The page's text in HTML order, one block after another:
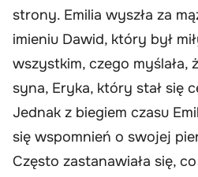
strony. Emilia wyszła za
imieniu Dawid, który był
wszystkim, czego myślała,
syna, Eryka, który stał się
Jednak z biegiem czasu
się wspomnień o swojej
Często zastanawiała się,